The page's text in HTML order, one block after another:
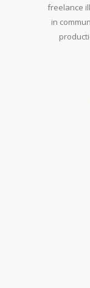
freelance
in